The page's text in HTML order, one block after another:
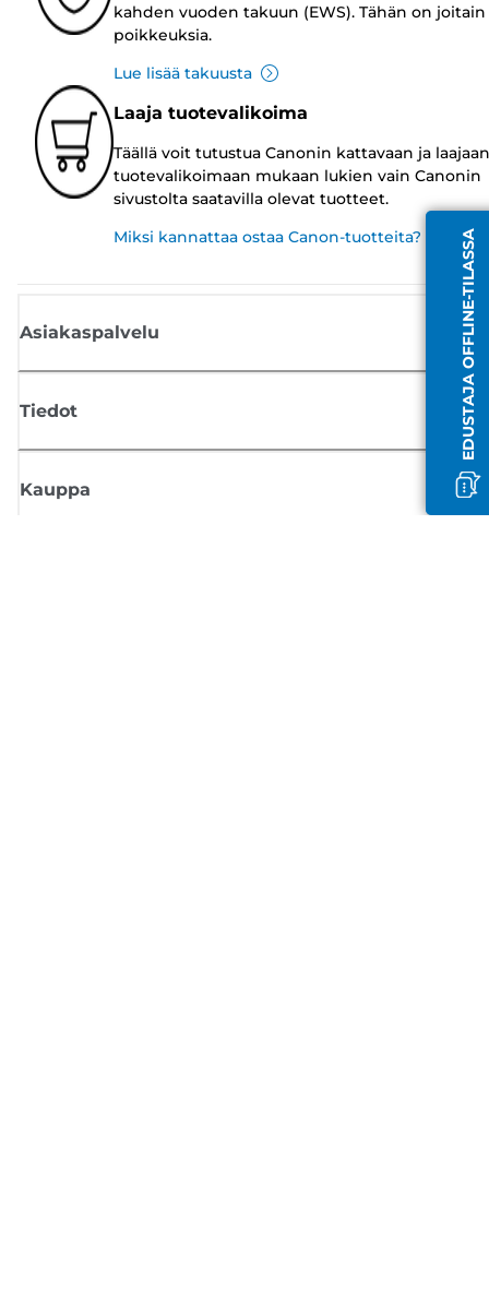
EDUSTAJA OFFLINE-TILASSA
kahden vuoden takuun (EWS). Tähän on joitain
poikkeuksia.
Lue lisää takuusta
Laaja tuotevalikoima
Täällä voit tutustua Canonin kattavaan ja laajaan
tuotevalikoimaan mukaan lukien vain Canonin
sivustolta saatavilla olevat tuotteet.
Miksi kannattaa ostaa Canon-tuotteita?
Asiakaspalvelu
Tiedot
Kauppa